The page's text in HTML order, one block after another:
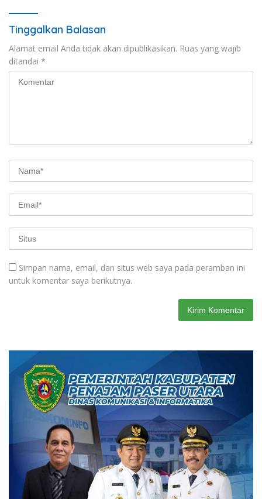
Tinggalkan Balasan
Alamat email Anda tidak akan dipublikasikan. Ruas yang wajib
ditandai *
Simpan nama, email, dan situs web saya pada peramban ini
untuk komentar saya berikutnya.